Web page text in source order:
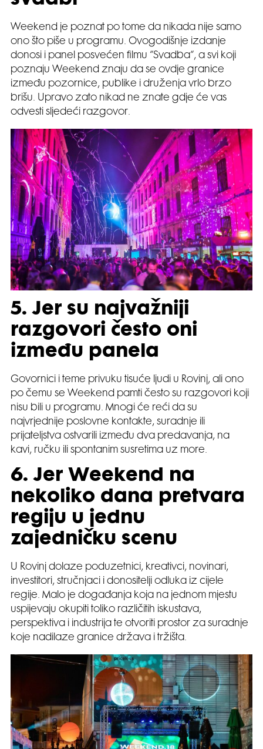
Weekend je poznat po tome da nikada nije samo
ono što piše u programu. Ovogodišnje izdanje
donosi i panel posvećen filmu “Svadba“, a svi koji
poznaju Weekend znaju da se ovdje granice
između pozornice, publike i druženja vrlo brzo
brišu. Upravo zato nikad ne znate gdje će vas
odvesti sljedeći razgovor.
5. Jer su najvažniji
razgovori često oni
između panela
Govornici i teme privuku tisuće ljudi u Rovinj, ali ono
po čemu se Weekend pamti često su razgovori koji
nisu bili u programu. Mnogi će reći da su
najvrjednije poslovne kontakte, suradnje ili
prijateljstva ostvarili između dva predavanja, na
kavi, ručku ili spontanim susretima uz more.
6. Jer Weekend na
nekoliko dana pretvara
regiju u jednu
zajedničku scenu
U Rovinj dolaze poduzetnici, kreativci, novinari,
investitori, stručnjaci i donositelji odluka iz cijele
regije. Malo je događanja koja na jednom mjestu
uspijevaju okupiti toliko različitih iskustava,
perspektiva i industrija te otvoriti prostor za suradnje
koje nadilaze granice država i tržišta.